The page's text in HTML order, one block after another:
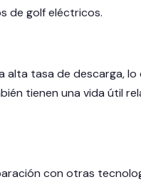
de golf eléctricos.
alta tasa de descarga,
tienen una vida útil
con otras